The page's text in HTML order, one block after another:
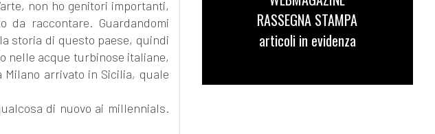
non ho genitori importanti,
raccontare. Guardandomi
storia di questo paese, quindi
nelle acque turbinose italiane,
arrivato in Sicilia, quale
di nuovo ai millennials.
RASSEGNA STAMPA
articoli in evidenza